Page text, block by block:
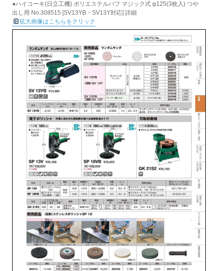
●ハイコーキ(日立工機) ポリエステルバフ マジック式 φ125(3枚入) つや
出し用 No.308515 [SV13YB・SV13Y対応] 詳細
拡大画像はこちらをクリック